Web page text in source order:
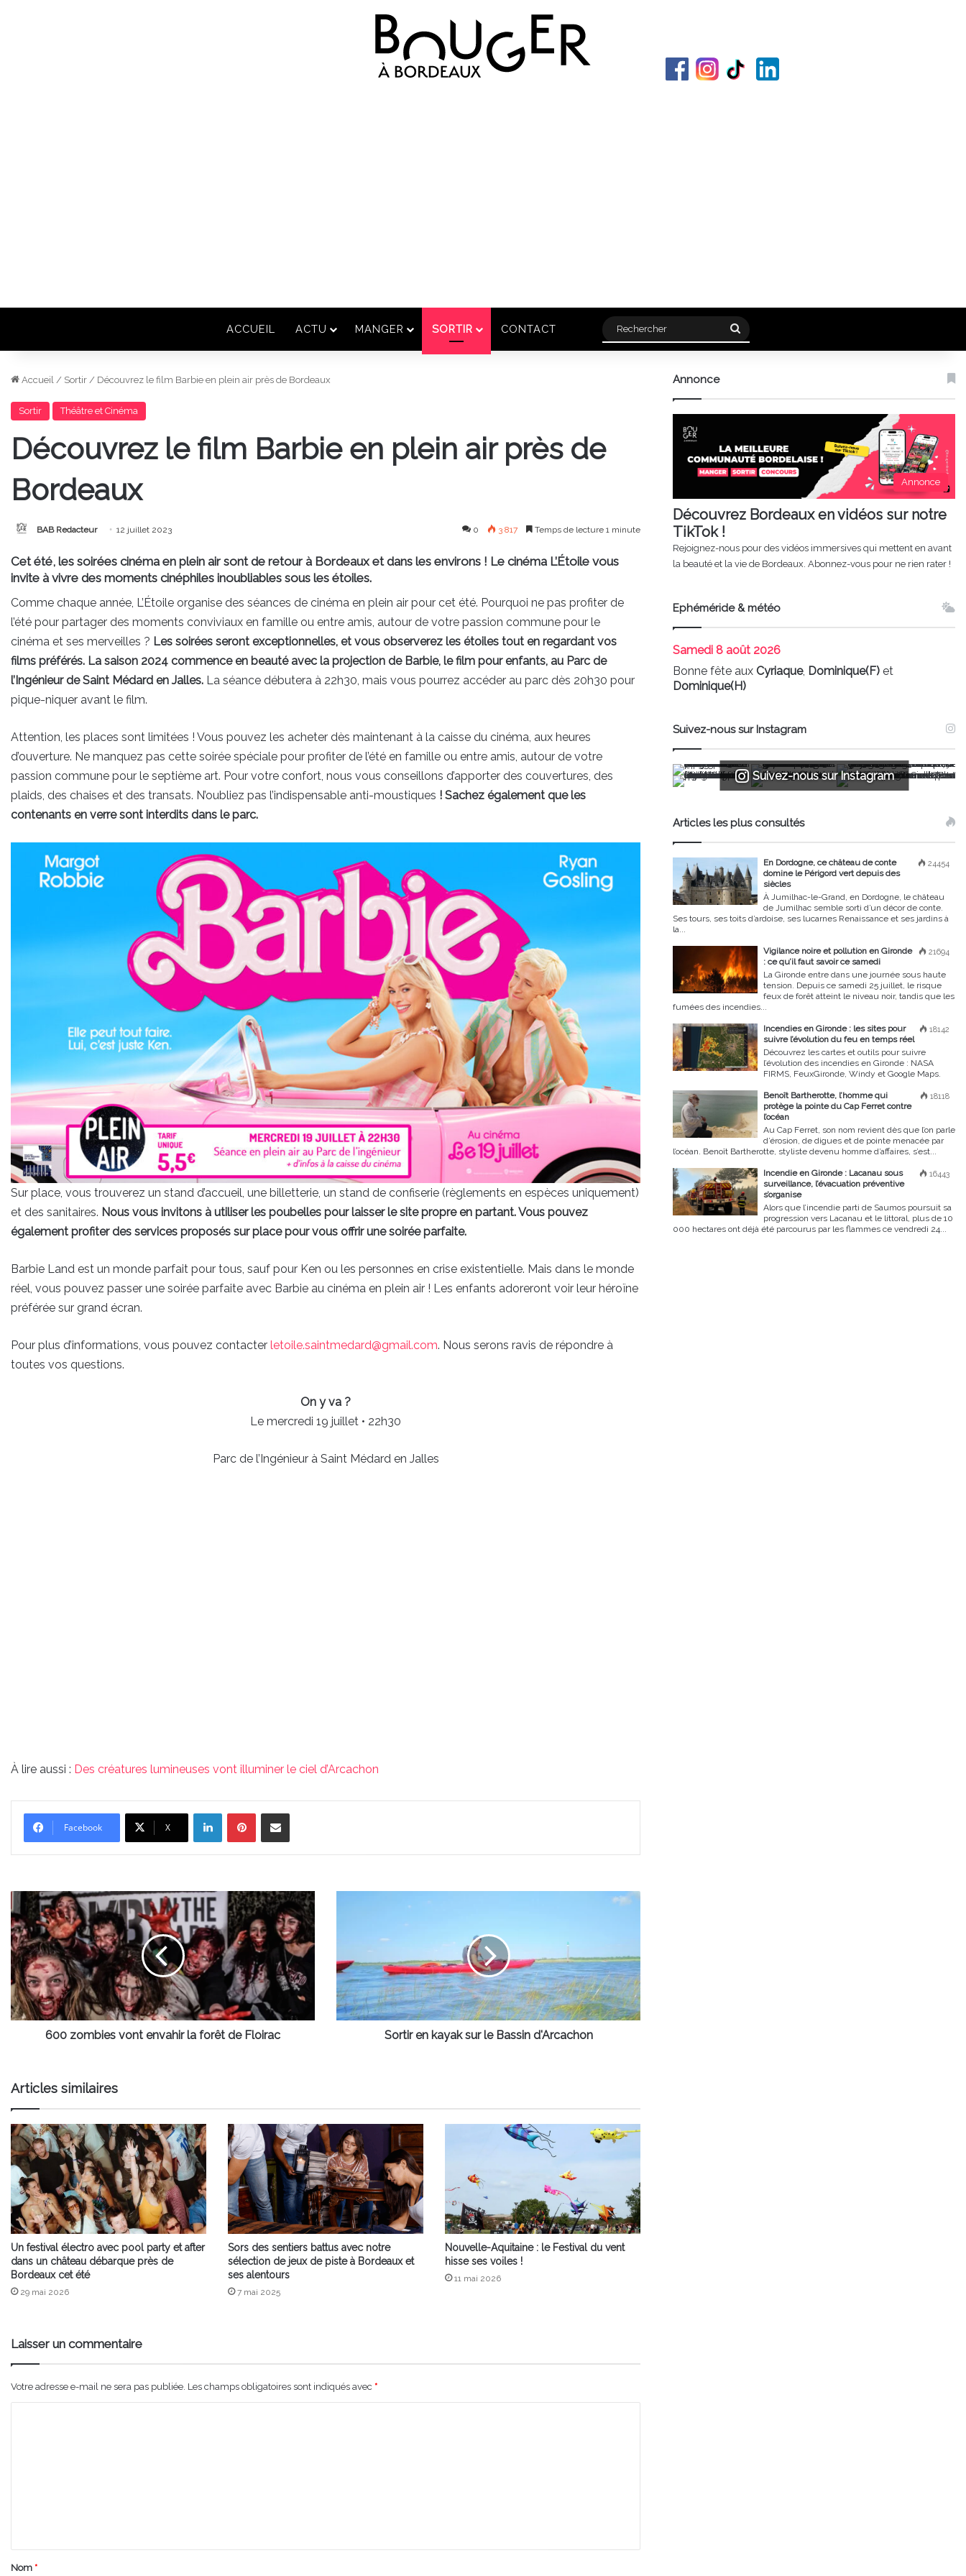
ACCUEIL ACTU MANGER SORTIR CONTACT Rechercher
Accueil / Sortir / Découvrez le film Barbie en plein air près de Bordeaux
Sortir Théâtre et Cinéma
Découvrez le film Barbie en plein air près de
Bordeaux
BAB Redacteur 12 juillet 2023 0 3 817 Temps de lecture 1 minute
Cet été, les soirées cinéma en plein air sont de retour à Bordeaux et dans les environs ! Le cinéma L’Étoile vous
invite à vivre des moments cinéphiles inoubliables sous les étoiles.
Comme chaque année, L’Étoile organise des séances de cinéma en plein air pour cet été. Pourquoi ne pas profiter de
l’été pour partager des moments conviviaux en famille ou entre amis, autour de votre passion commune pour le
cinéma et ses merveilles ? Les soirées seront exceptionnelles, et vous observerez les étoiles tout en regardant vos
films préférés. La saison 2024 commence en beauté avec la projection de Barbie, le film pour enfants, au Parc de
l’Ingénieur de Saint Médard en Jalles. La séance débutera à 22h30, mais vous pourrez accéder au parc dès 20h30 pour
pique-niquer avant le film.
Attention, les places sont limitées ! Vous pouvez les acheter dès maintenant à la caisse du cinéma, aux heures
d’ouverture. Ne manquez pas cette soirée spéciale pour profiter de l’été en famille ou entre amis, autour de votre
passion commune pour le septième art. Pour votre confort, nous vous conseillons d’apporter des couvertures, des
plaids, des chaises et des transats. N’oubliez pas l’indispensable anti-moustiques ! Sachez également que les
contenants en verre sont interdits dans le parc.
Sur place, vous trouverez un stand d’accueil, une billetterie, un stand de confiserie (règlements en espèces uniquement)
et des sanitaires. Nous vous invitons à utiliser les poubelles pour laisser le site propre en partant. Vous pouvez
également profiter des services proposés sur place pour vous offrir une soirée parfaite.
Barbie Land est un monde parfait pour tous, sauf pour Ken ou les personnes en crise existentielle. Mais dans le monde
réel, vous pouvez passer une soirée parfaite avec Barbie au cinéma en plein air ! Les enfants adoreront voir leur héroïne
préférée sur grand écran.
Pour plus d’informations, vous pouvez contacter letoile.saintmedard@gmail.com. Nous serons ravis de répondre à
toutes vos questions.
On y va ?
Le mercredi 19 juillet • 22h30
Parc de l’Ingénieur à Saint Médard en Jalles
À lire aussi : Des créatures lumineuses vont illuminer le ciel d’Arcachon
Facebook X
LinkedinPinterestPartager par email
600
zombies
vont
envahir
la
forêt
de
Floirac
600 zombies vont envahir la forêt de Floirac
le
Bassin
d'Arcachon
Sortir en kayak sur le Bassin d'Arcachon
Articles similaires
Un festival électro avec pool party et after
dans un château débarque près de
Bordeaux cet été
29 mai 2026
Sors des sentiers battus avec notre
sélection de jeux de piste à Bordeaux et
ses alentours
7 mai 2025
Nouvelle-Aquitaine : le Festival du vent
hisse ses voiles !
11 mai 2026
Laisser un commentaire
Votre adresse e-mail ne sera pas publiée. Les champs obligatoires sont indiqués avec *
aNom *
Annonce
Annonce
Découvrez Bordeaux en vidéos sur notre
TikTok !
Rejoignez-nous pour des vidéos immersives qui mettent en avant
la beauté et la vie de Bordeaux. Abonnez-vous pour ne rien rater !
Ephéméride & météo
Samedi 8 août 2026
Bonne fête auxCyriaque, Dominique(F) et
Dominique(H)
Suivez-nous sur Instagram
Suivez-nous sur Instagram
Articles les plus consultés
24454
En Dordogne, ce château de conte
domine le Périgord vert depuis des
siècles
À Jumilhac-le-Grand, en Dordogne, le château
de Jumilhac semble sorti d’un décor de conte.
Ses tours, ses toits d’ardoise, ses lucarnes Renaissance et ses jardins à
la...
21694
Vigilance noire et pollution en Gironde
: ce qu’il faut savoir ce samedi
La Gironde entre dans une journée sous haute
tension. Depuis ce samedi 25 juillet, le risque
feux de forêt atteint le niveau noir, tandis que les
fumées des incendies...
18142
Incendies en Gironde : les sites pour
suivre l’évolution du feu en temps réel
Découvrez les cartes et outils pour suivre
l’évolution des incendies en Gironde : NASA
FIRMS, FeuxGironde, Windy et Google Maps.
18118
Benoît Bartherotte, l’homme qui
protège la pointe du Cap Ferret contre
l’océan
Au Cap Ferret, son nom revient dès que l’on parle
d’érosion, de digues et de pointe menacée par
l’océan. Benoît Bartherotte, styliste devenu homme d’affaires, s’est...
16443
Incendie en Gironde : Lacanau sous
surveillance, l’évacuation préventive
s’organise
Alors que l’incendie parti de Saumos poursuit sa
progression vers Lacanau et le littoral, plus de 10
000 hectares ont déjà été parcourus par les flammes ce vendredi 24...